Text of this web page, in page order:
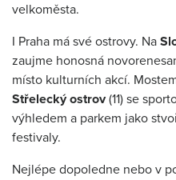
velkoměsta.
I Praha má své ostrovy. Na
zaujme honosná
místo kulturních akcí.
Střelecký ostrov(11) se
výhledem a parkem jako
festivaly.
Nejlépe dopoledne nebo v